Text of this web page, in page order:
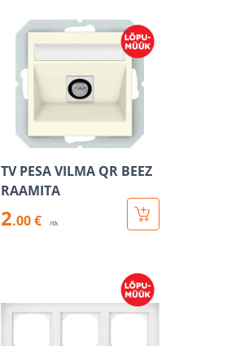
TV PESA VILMA QR BEEZ
RAAMITA
2.00 € /tk